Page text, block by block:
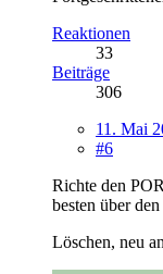
Reaktionen
33
Beiträge
306
11. Mai
#6
Richte den
besten über
Löschen, neu